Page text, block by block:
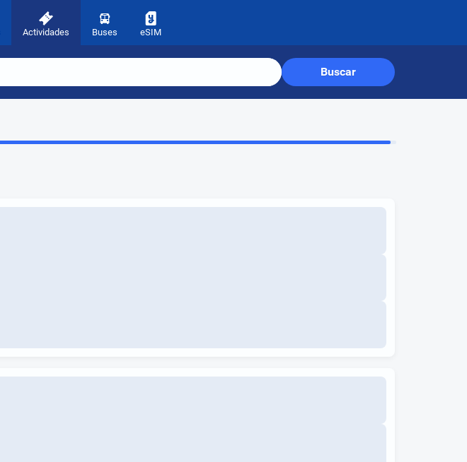
Actividades Buses eSIM
Buscar